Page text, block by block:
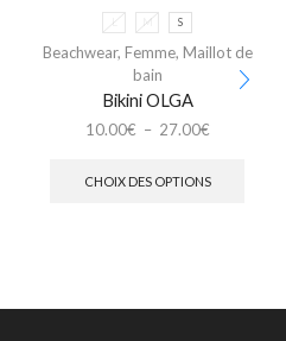
L M S
Beachwear, Femme, Maillot de
bain
Bikini OLGA
10.00€ – 27.00€
CHOIX DES OPTIONS